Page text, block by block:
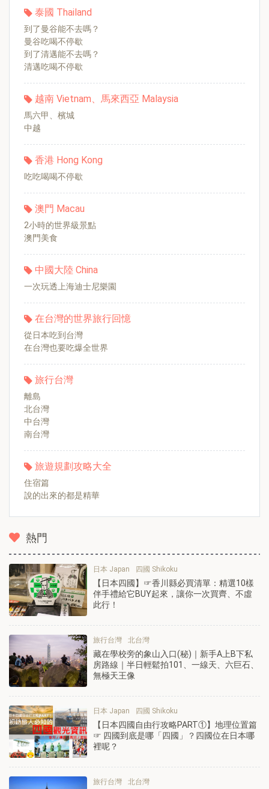
泰國 Thailand
到了曼谷能不去嗎？
曼谷吃喝不停歇
到了清邁能不去嗎？
清邁吃喝不停歇
越南 Vietnam、馬來西亞 Malaysia
馬六甲、檳城
中越
香港 Hong Kong
吃吃喝喝不停歇
澳門 Macau
2小時的世界級景點
澳門美食
中國大陸 China
一次玩透上海迪士尼樂園
在台灣的世界旅行回憶
從日本吃到台灣
在台灣也要吃爆全世界
旅行台灣
離島
北台灣
中台灣
南台灣
旅遊規劃攻略大全
住宿篇
說的出來的都是精華
熱門
日本 Japan 四國 Shikoku
【日本四國】☞香川縣必買清單：精選10樣
伴手禮給它BUY起來，讓你一次買齊、不虛
此行！
旅行台灣 北台灣
藏在學校旁的象山入口(秘)｜新手A上B下私
房路線｜半日輕鬆拍101、一線天、六巨石、
無極天王像
日本 Japan 四國 Shikoku
【日本四國自由行攻略PART①】地理位置篇
☞ 四國到底是哪「四國」？四國位在日本哪
裡呢？
旅行台灣 北台灣